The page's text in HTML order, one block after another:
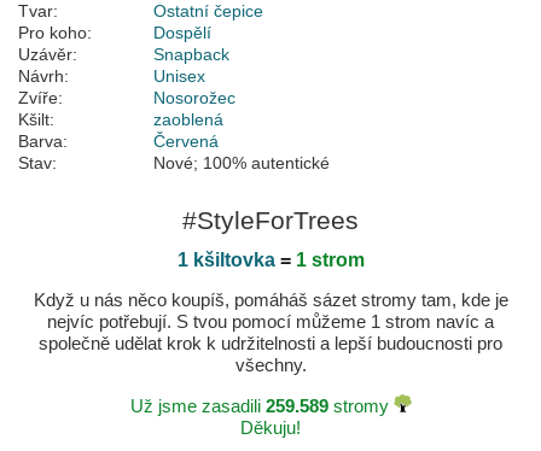
Tvar:
Ostatní čepice
Pro koho:
Dospělí
Uzávěr:
Snapback
Návrh:
Unisex
Zvíře:
Nosorožec
Kšilt:
zaoblená
Barva:
Červená
Stav:
Nové; 100% autentické
#StyleForTrees
1 kšiltovka= 1 strom
Když u nás něco koupíš, pomáháš sázet stromy tam, kde je
nejvíc potřebují. S tvou pomocí můžeme 1 strom navíc a
společně udělat krok k udržitelnosti a lepší budoucnosti pro
všechny.
Už jsme zasadili 259.589stromy
Děkuju!